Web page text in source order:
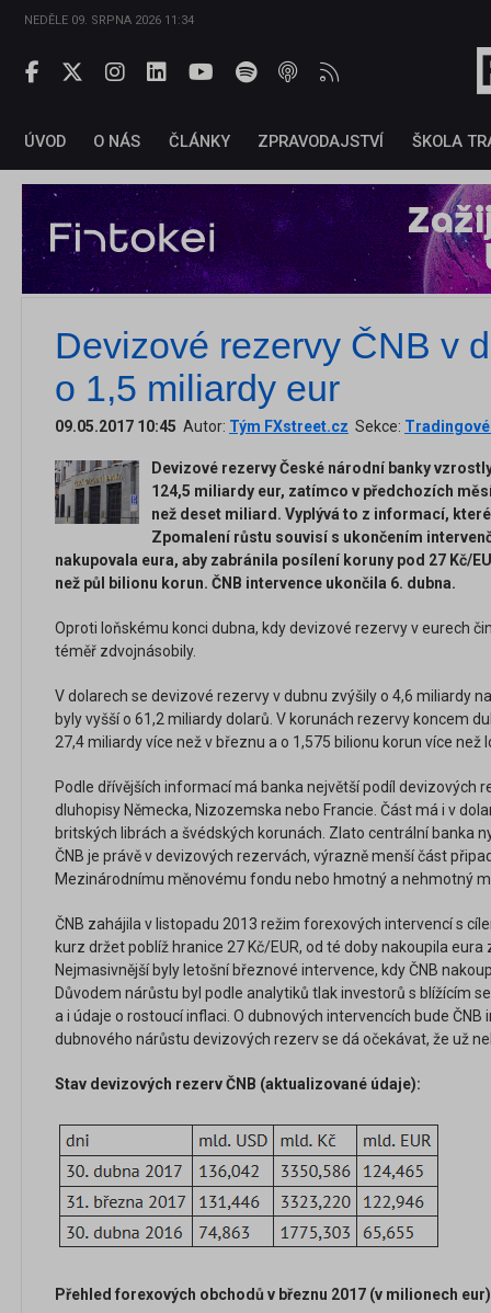
NEDĚLE 09. SRPNA 2026 11:34
ÚVOD O NÁS ČLÁNKY ZPRAVODAJSTVÍ ŠKOLA
Devizové rezervy ČNB v
o 1,5 miliardy eur
09.05.2017 10:45 Autor: Tým FXstreet.cz Sekce: Tradingové
Devizové rezervy České národní banky
124,5 miliardy eur, zatímco v předchozích
než deset miliard. Vyplývá to z informací,
Zpomalení růstu souvisí s ukončením
nakupovala eura, aby zabránila posílení koruny pod 27 Kč/
než půl bilionu korun. ČNB intervence ukončila 6. dubna.
Oproti loňskému konci dubna, kdy devizové rezervy v eurech
téměř zdvojnásobily.
V dolarech se devizové rezervy v dubnu zvýšily o 4,6 miliardy
byly vyšší o 61,2 miliardy dolarů. V korunách rezervy koncem
27,4 miliardy více než v březnu a o 1,575 bilionu korun více než
Podle dřívějších informací má banka největší podíl devizových
dluhopisy Německa, Nizozemska nebo Francie. Část má i v
britských librách a švédských korunách. Zlato centrální banka
ČNB je právě v devizových rezervách, výrazně menší část
Mezinárodnímu měnovému fondu nebo hmotný a nehmotný
ČNB zahájila v listopadu 2013 režim forexových intervencí s
kurz držet poblíž hranice 27 Kč/EUR, od té doby nakoupila
Nejmasivnější byly letošní březnové intervence, kdy ČNB
Důvodem nárůstu byl podle analytiků tlak investorů s blížícím
a i údaje o rostoucí inflaci. O dubnových intervencích bude
dubnového nárůstu devizových rezerv se dá očekávat, že už
Stav devizových rezerv ČNB (aktualizované údaje):
Přehled forexových obchodů v březnu 2017 (v milionech